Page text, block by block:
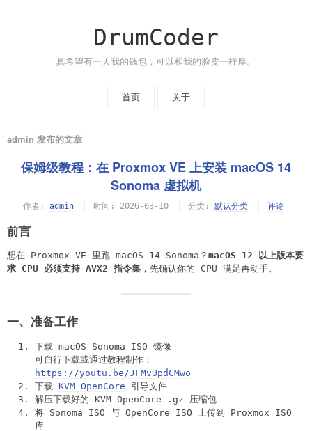
DrumCoder
真希望有一天我的钱包，可以和我的脸皮一样厚。
首页 关于
admin 发布的文章
保姆级教程：在 Proxmox VE 上安装 macOS 14
Sonoma 虚拟机
作者: admin 时间: 2026-03-10 分类: 默认分类 评论
前言
想在 Proxmox VE 里跑 macOS 14 Sonoma？ macOS 12 以上版本要
求 CPU 必须支持 AVX2 指令集 ，先确认你的 CPU 满足再动手。
一、准备工作
下载 macOS Sonoma ISO 镜像
可自行下载或通过教程制作：
https://youtu.be/JFMvUpdCMwo
下载 KVM OpenCore 引导文件
解压下载好的 KVM OpenCore .gz 压缩包
将 Sonoma ISO 与 OpenCore ISO 上传到 Proxmox ISO
库